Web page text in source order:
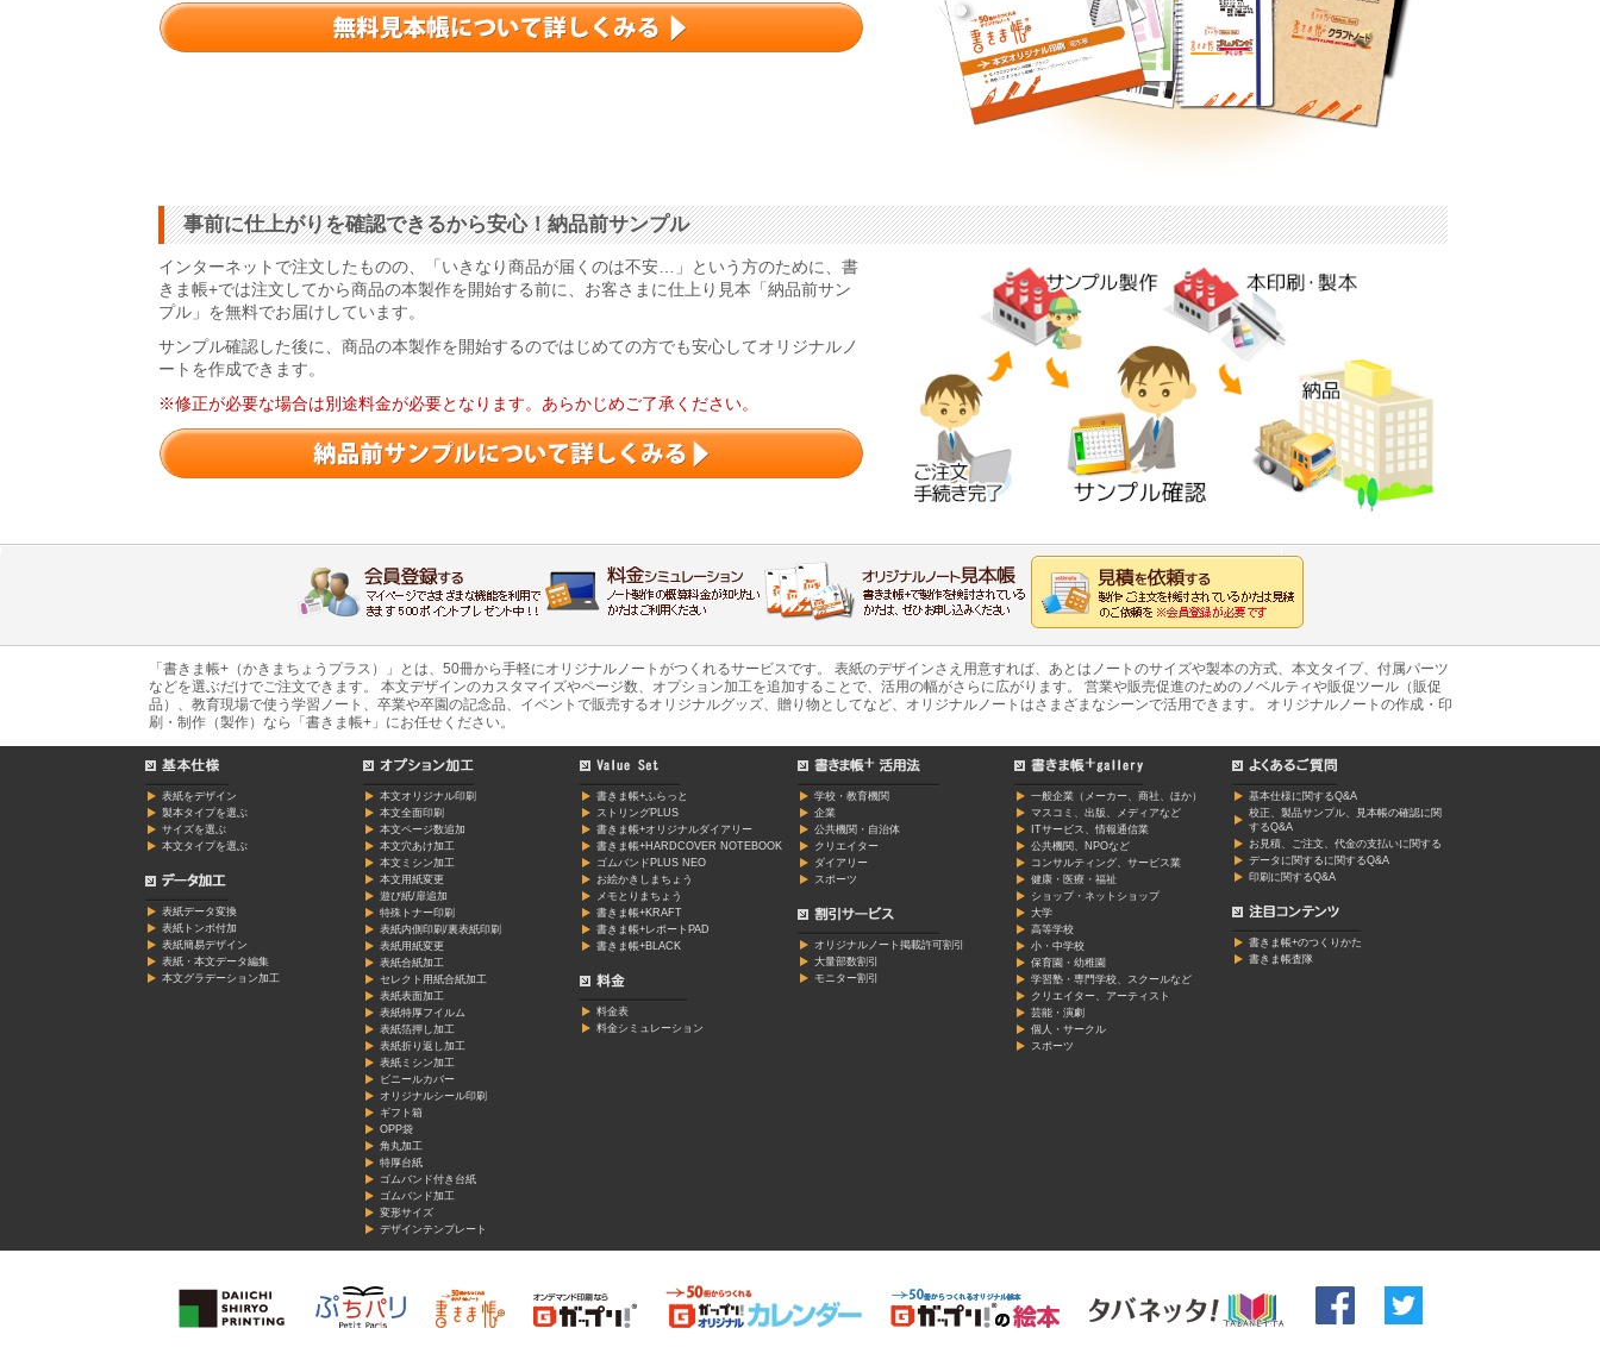
事前に仕上がりを確認できるから安心！納品前サンプル
インターネットで注文したものの、「いきなり商品が届くのは不安…」という方のために、書
きま帳+では注文してから商品の本製作を開始する前に、お客さまに仕上り見本「納品前サン
プル」を無料でお届けしています。
サンプル確認した後に、商品の本製作を開始するのではじめての方でも安心してオリジナルノ
ートを作成できます。
※修正が必要な場合は別途料金が必要となります。あらかじめご了承ください。
「書きま帳+（かきまちょうプラス）」とは、50冊から手軽にオリジナルノートがつくれるサービスです。 表紙のデザインさえ用意すれば、あとはノートのサイズや製本の方式、本文タイプ、付属パーツ
などを選ぶだけでご注文できます。 本文デザインのカスタマイズやページ数、オプション加工を追加することで、活用の幅がさらに広がります。 営業や販売促進のためのノベルティや販促ツール（販促
品）、教育現場で使う学習ノート、卒業や卒園の記念品、イベントで販売するオリジナルグッズ、贈り物としてなど、オリジナルノートはさまざまなシーンで活用できます。 オリジナルノートの作成・印
刷・制作（製作）なら「書きま帳+」にお任せください。
表紙をデザイン
製本タイプを選ぶ
サイズを選ぶ
本文タイプを選ぶ
表紙データ変換
表紙トンボ付加
表紙簡易デザイン
表紙・本文データ編集
本文グラデーション加工
本文オリジナル印刷
本文全面印刷
本文ページ数追加
本文穴あけ加工
本文ミシン加工
本文用紙変更
遊び紙/扉追加
特殊トナー印刷
表紙内側印刷/裏表紙印刷
表紙用紙変更
表紙合紙加工
セレクト用紙合紙加工
表紙表面加工
表紙特厚フイルム
表紙箔押し加工
表紙折り返し加工
表紙ミシン加工
ビニールカバー
オリジナルシール印刷
ギフト箱
OPP袋
角丸加工
特厚台紙
ゴムバンド付き台紙
ゴムバンド加工
変形サイズ
デザインテンプレート
書きま帳+ふらっと
ストリングPLUS
書きま帳+オリジナルダイアリー
書きま帳+HARDCOVER NOTEBOOK
ゴムバンドPLUS NEO
お絵かきしまちょう
メモとりまちょう
書きま帳+KRAFT
書きま帳+レポートPAD
書きま帳+BLACK
料金表
料金シミュレーション
学校・教育機関
企業
公共機関・自治体
クリエイター
ダイアリー
スポーツ
オリジナルノート掲載許可割引
大量部数割引
モニター割引
一般企業（メーカー、商社、ほか）
マスコミ、出版、メディアなど
ITサービス、情報通信業
公共機関、NPOなど
コンサルティング、サービス業
健康・医療・福祉
ショップ・ネットショップ
大学
高等学校
小・中学校
保育園・幼稚園
学習塾・専門学校、スクールなど
クリエイター、アーティスト
芸能・演劇
個人・サークル
スポーツ
基本仕様に関するQ&A
校正、製品サンプル、見本帳の確認に関
するQ&A
お見積、ご注文、代金の支払いに関する
データに関するに関するQ&A
印刷に関するQ&A
書きま帳+のつくりかた
書きま帳査隊